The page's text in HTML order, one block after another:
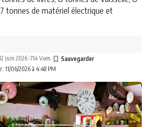
tonnes de matériel électrique et
11/06/2026 à 4:48 PM
juin 2026 714 Vues